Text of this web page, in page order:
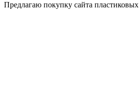
Пред­ла­гаю по­куп­ку сай­та